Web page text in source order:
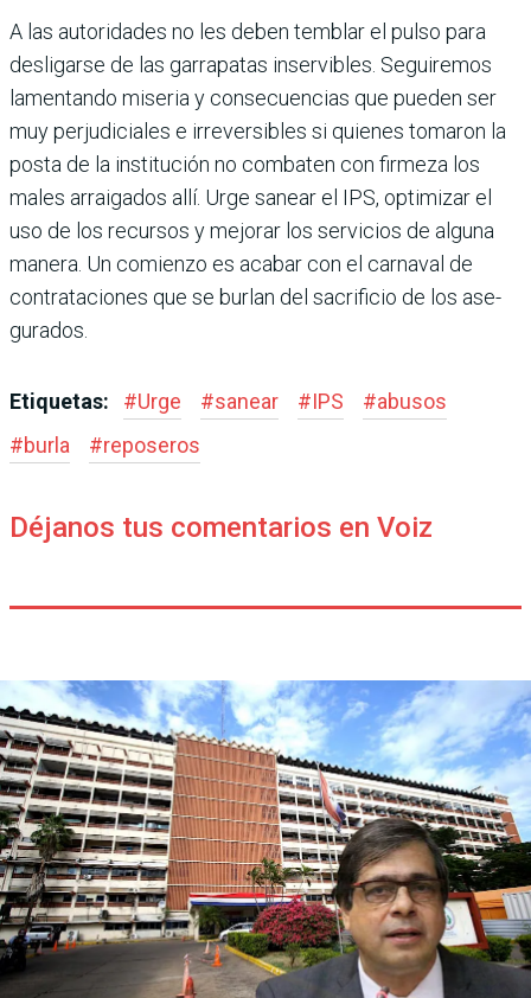
A las autoridades no les deben temblar el pulso para
desligarse de las garra­patas inservibles. Seguiremos
lamen­tando miseria y consecuencias que pueden ser
muy perjudiciales e irre­versibles si quienes tomaron la
posta de la institución no combaten con fir­meza los
males arraigados allí. Urge sanear el IPS, optimizar el
uso de los recursos y mejorar los servicios de alguna
manera. Un comienzo es aca­bar con el carnaval de
contrataciones que se burlan del sacrificio de los ase­
gurados.
Etiquetas: #Urge #sanear #IPS #abusos
#burla #reposeros
Déjanos tus comentarios en Voiz